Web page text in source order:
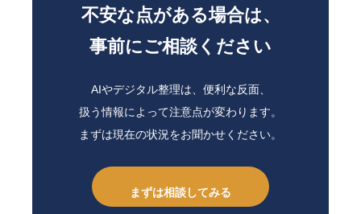
不安な点がある場合は、
事前にご相談ください
AIやデジタル整理は、便利な反面、
扱う情報によって注意点が変わります。
まずは現在の状況をお聞かせください。
まずは相談してみる